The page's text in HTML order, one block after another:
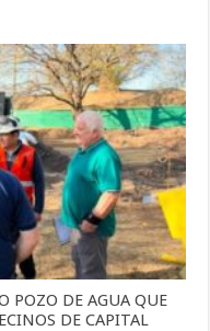
POZO DE AGUA QUE
DE CAPITAL